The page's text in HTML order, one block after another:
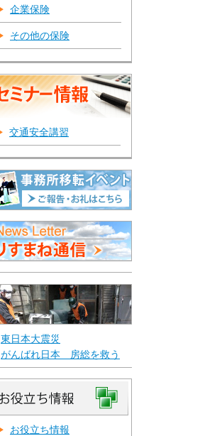
企業保険
その他の保険
交通安全講習
東日本大震災
がんばれ日本 房総を救う
お役立ち情報